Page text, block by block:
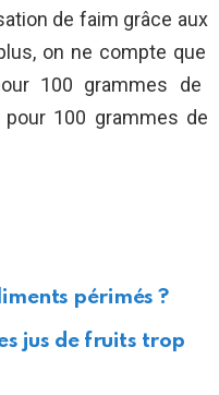
de faim grâce aux
on ne compte que
100 grammes de
100 grammes de
périmés ?
jus de fruits trop